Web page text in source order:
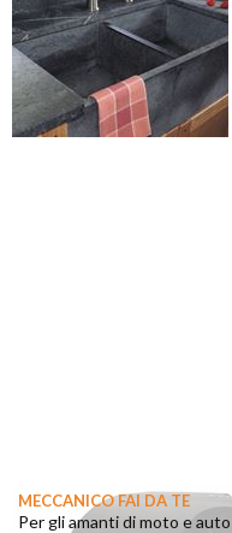
MECCANICO FAI DA TE
Per gli amanti di moto e